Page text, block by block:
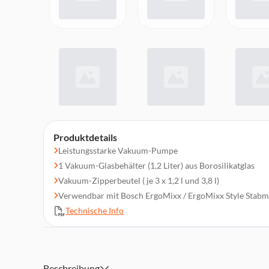
Produktdetails
Leistungsstarke Vakuum-Pumpe
1 Vakuum-Glasbehälter (1,2 Liter) aus Borosilikatglas
Vakuum-Zipperbeutel ( je 3 x 1,2 l und 3,8 l)
Verwendbar mit Bosch ErgoMixx / ErgoMixx Style
Technische Info